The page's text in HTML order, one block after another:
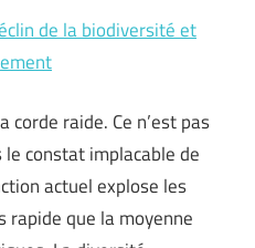
de la biodiversité et
corde raide. Ce n’est pas
constat implacable de
actuel explose les
rapide que la moyenne